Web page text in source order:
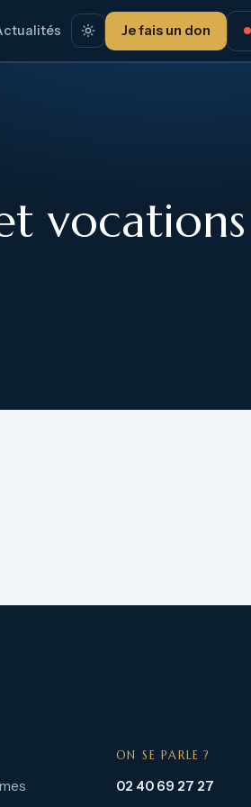
Je fais un don
vocations
ON SE PARLE ?
02 40 69 27 27